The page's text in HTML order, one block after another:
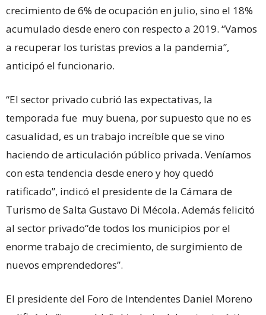
crecimiento de 6% de ocupación en julio, sino el 18%
acumulado desde enero con respecto a 2019. “Vamos
a recuperar los turistas previos a la pandemia”,
anticipó el funcionario.
“El sector privado cubrió las expectativas, la
temporada fue muy buena, por supuesto que no es
casualidad, es un trabajo increíble que se vino
haciendo de articulación público privada. Veníamos
con esta tendencia desde enero y hoy quedó
ratificado”, indicó el presidente de la Cámara de
Turismo de Salta Gustavo Di Mécola. Además felicitó
al sector privado“de todos los municipios por el
enorme trabajo de crecimiento, de surgimiento de
nuevos emprendedores”.
El presidente del Foro de Intendentes Daniel Moreno